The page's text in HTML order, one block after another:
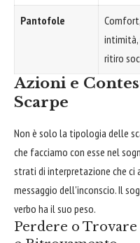
Pantofole
Comfort,
intimità,
ritiro
Azioni e
Scarpe
Non è solo la tipologia delle
che facciamo con esse nel
strati di interpretazione che ci
messaggio dell'inconscio. Il
verbo ha il suo peso.
Perdere o